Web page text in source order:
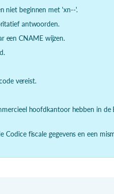
niet beginnen met 'xn--'.
antwoorden.
een CNAME wijzen.
vereist.
hoofdkantoor hebben in de
fiscale gegevens en een